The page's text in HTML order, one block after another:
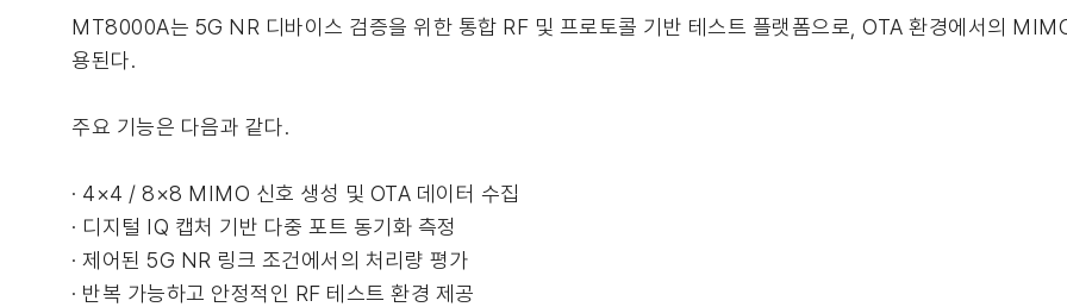
MT8000A는 5G NR 디바이스 검증을 위한 통합 RF 및 프로토콜 기반 테스트 플랫폼으로, OTA 환경에서의
용된다.
주요 기능은 다음과 같다.
· 4×4 / 8×8 MIMO 신호 생성 및 OTA 데이터 수집
· 디지털 IQ 캡처 기반 다중 포트 동기화 측정
· 제어된 5G NR 링크 조건에서의 처리량 평가
· 반복 가능하고 안정적인 RF 테스트 환경 제공